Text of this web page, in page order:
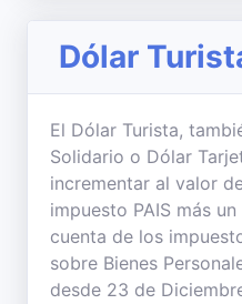
Dólar
El Dólar Turista,
Solidario o Dólar
incrementar al valor
impuesto PAIS más
cuenta de los
sobre Bienes
desde 23 de